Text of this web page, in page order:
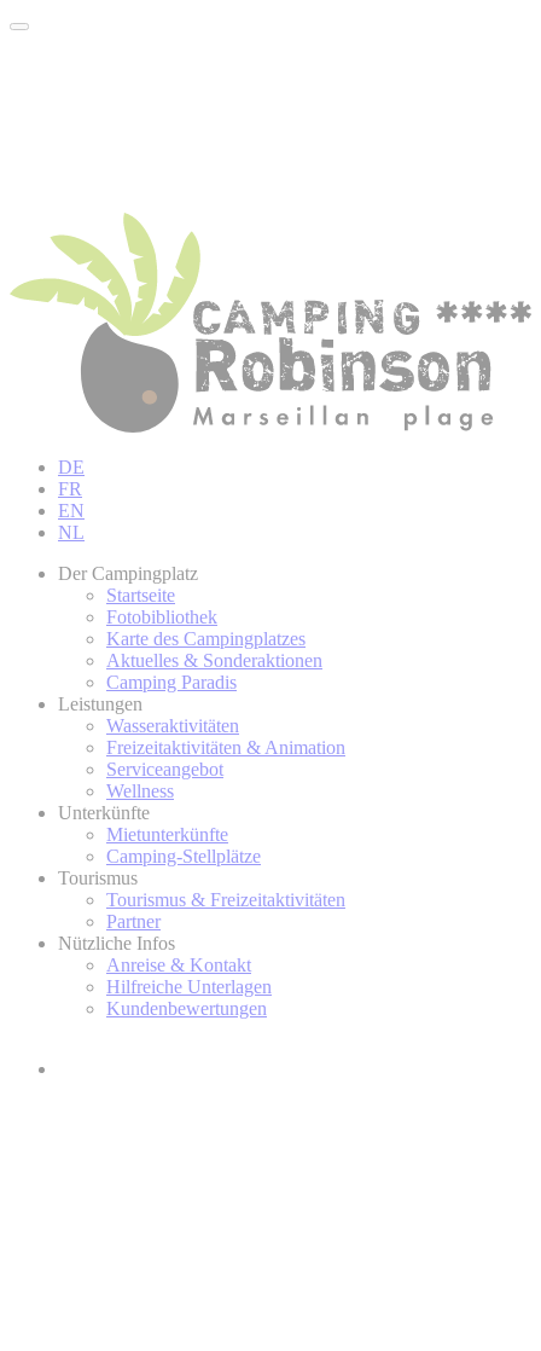
DE
FR
EN
NL
Der Campingplatz
Startseite
Fotobibliothek
Karte des Campingplatzes
Aktuelles & Sonderaktionen
Camping Paradis
Leistungen
Wasseraktivitäten
Freizeitaktivitäten & Animation
Serviceangebot
Wellness
Unterkünfte
Mietunterkünfte
Camping-Stellplätze
Tourismus
Tourismus & Freizeitaktivitäten
Partner
Nützliche Infos
Anreise & Kontakt
Hilfreiche Unterlagen
Kundenbewertungen